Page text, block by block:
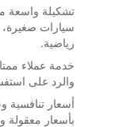
تشكيلة واسعة
سيارات صغيرة،
رياضية.
خدمة عملاء
والرد على
أسعار
بأسعار معقولة